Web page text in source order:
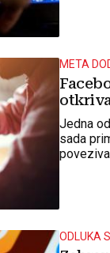
META
Jedna
sada
ODLUKA